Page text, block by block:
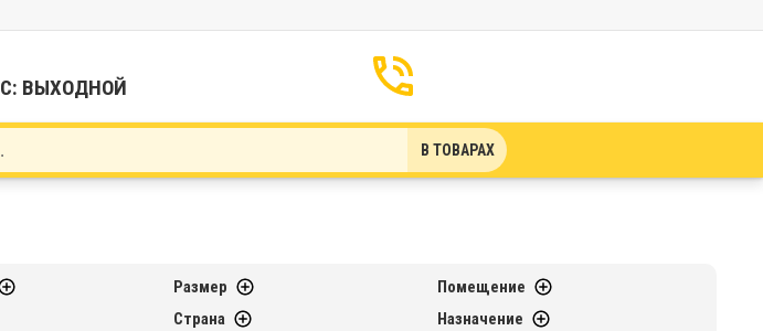
ВЫХОДНОЙ
В ТОВАРАХ
Размер
Помещение
Страна
Назначение